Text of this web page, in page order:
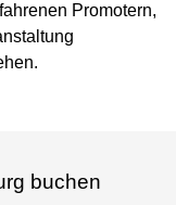
Promotern,
buchen